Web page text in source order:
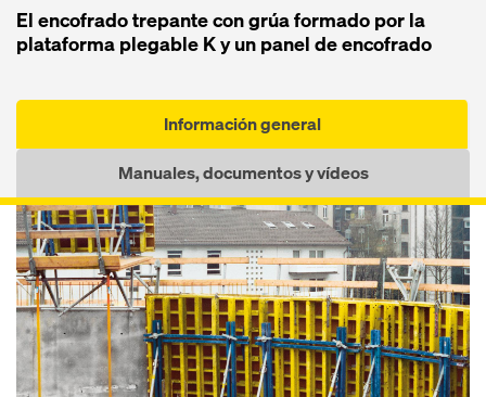
El encofrado trepante con grúa formado por la
plataforma plegable K y un panel de encofrado
Información general
Manuales, documentos y vídeos